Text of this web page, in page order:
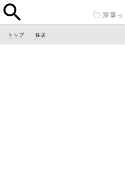
トップ 住居